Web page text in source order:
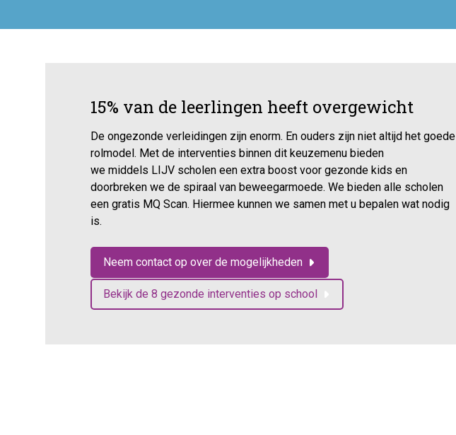
15% van de leerlingen heeft overgewicht
De ongezonde verleidingen zijn enorm. En ouders zijn niet altijd het goede
rolmodel. Met de interventies binnen dit keuzemenu bieden
we middels LIJV scholen een extra boost voor gezonde kids en
doorbreken we de spiraal van beweegarmoede. We bieden alle scholen
een gratis MQ Scan. Hiermee kunnen we samen met u bepalen wat nodig
is.
Neem contact op over de mogelijkheden
Bekijk de 8 gezonde interventies op school